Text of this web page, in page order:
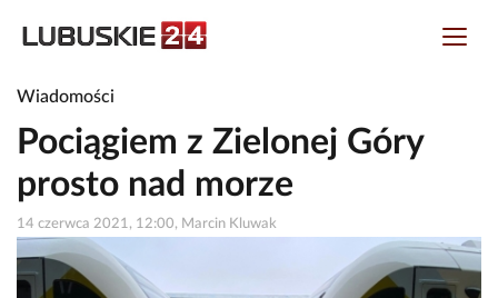
Wiadomości
Pociągiem z Zielonej Góry
prosto nad morze
14 czerwca 2021, 12:00, Marcin Kluwak